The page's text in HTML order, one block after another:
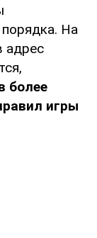
На
адрес
более
игры